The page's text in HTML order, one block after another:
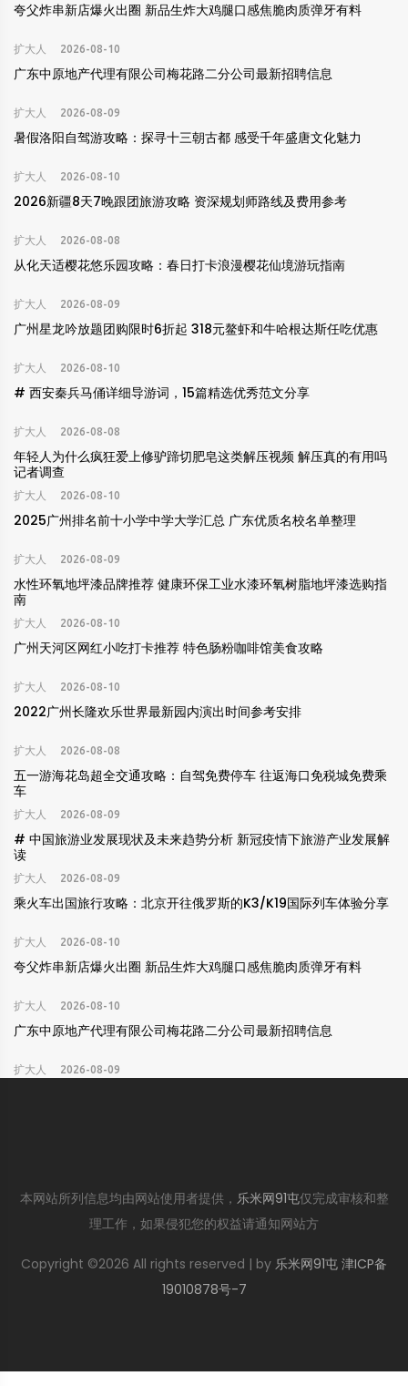
夸父炸串新店爆火出圈 新品生炸大鸡腿口感焦脆肉质弹牙有料
扩大人 2026-08-10
广东中原地产代理有限公司梅花路二分公司最新招聘信息
扩大人 2026-08-09
暑假洛阳自驾游攻略：探寻十三朝古都 感受千年盛唐文化魅力
扩大人 2026-08-10
2026新疆8天7晚跟团旅游攻略 资深规划师路线及费用参考
扩大人 2026-08-08
从化天适樱花悠乐园攻略：春日打卡浪漫樱花仙境游玩指南
扩大人 2026-08-09
广州星龙吟放题团购限时6折起 318元鳌虾和牛哈根达斯任吃优惠
扩大人 2026-08-10
# 西安秦兵马俑详细导游词，15篇精选优秀范文分享
扩大人 2026-08-08
年轻人为什么疯狂爱上修驴蹄切肥皂这类解压视频 解压真的有用吗
记者调查
扩大人 2026-08-10
2025广州排名前十小学中学大学汇总 广东优质名校名单整理
扩大人 2026-08-09
水性环氧地坪漆品牌推荐 健康环保工业水漆环氧树脂地坪漆选购指
南
扩大人 2026-08-10
广州天河区网红小吃打卡推荐 特色肠粉咖啡馆美食攻略
扩大人 2026-08-10
2022广州长隆欢乐世界最新园内演出时间参考安排
扩大人 2026-08-08
五一游海花岛超全交通攻略：自驾免费停车 往返海口免税城免费乘
车
扩大人 2026-08-09
# 中国旅游业发展现状及未来趋势分析 新冠疫情下旅游产业发展解
读
扩大人 2026-08-09
乘火车出国旅行攻略：北京开往俄罗斯的K3/K19国际列车体验分享
扩大人 2026-08-10
夸父炸串新店爆火出圈 新品生炸大鸡腿口感焦脆肉质弹牙有料
扩大人 2026-08-10
广东中原地产代理有限公司梅花路二分公司最新招聘信息
扩大人 2026-08-09
本网站所列信息均由网站使用者提供， 乐米网91屯仅完成审核和整
理工作，如果侵犯您的权益请通知网站方
Copyright ©2026 All rights reserved | by 乐米网91屯 津ICP备
19010878号-7